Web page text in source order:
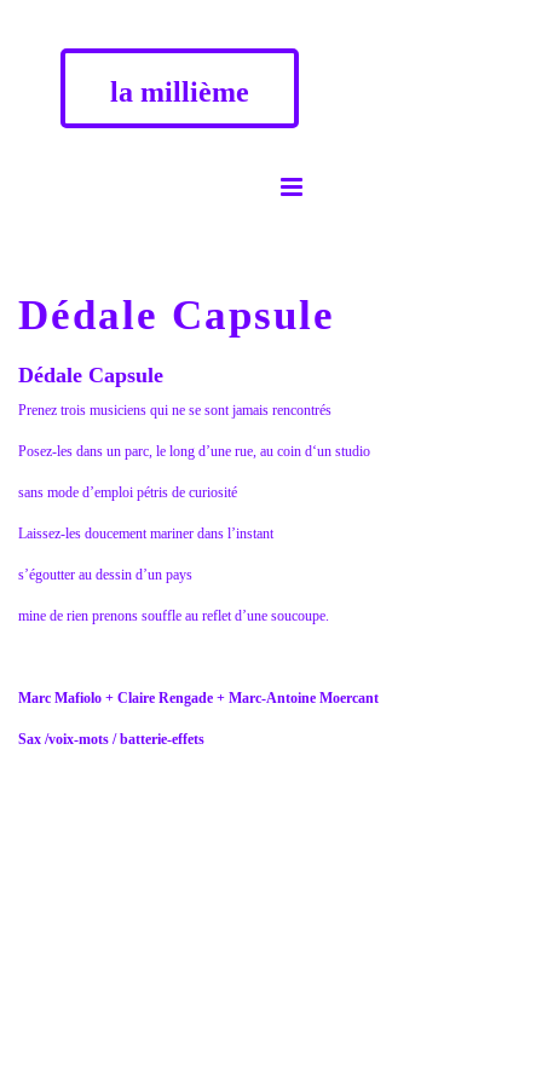
la millième
Dédale Capsule
Dédale Capsule
Prenez trois musiciens qui ne se sont jamais rencontrés
Posez-les dans un parc, le long d’une rue, au coin d‘un studio
sans mode d’emploi pétris de curiosité
Laissez-les doucement mariner dans l’instant
s’égoutter au dessin d’un pays
mine de rien prenons souffle au reflet d’une soucoupe.
Marc Mafiolo + Claire Rengade + Marc-Antoine Moercant
Sax /voix-mots / batterie-effets